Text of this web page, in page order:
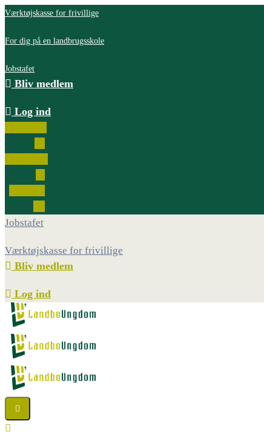
Værktøjskasse for frivillige
For dig på en landbrugsskole
Jobstafet
Bliv medlem
Log ind
Jobstafet
Værktøjskasse for frivillige
Bliv medlem
Log ind